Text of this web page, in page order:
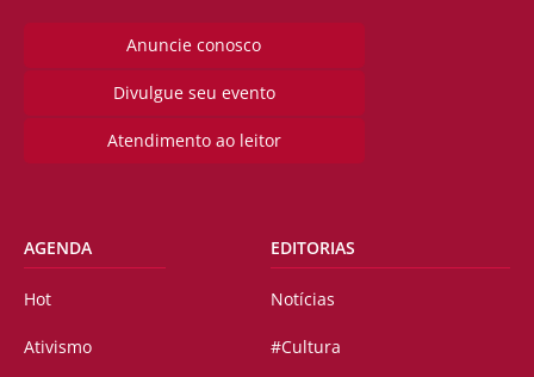
Anuncie conosco
Divulgue seu evento
Atendimento ao leitor
AGENDA
Hot
Ativismo
EDITORIAS
Notícias
#Cultura